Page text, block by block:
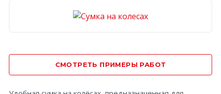
СМОТРЕТЬ ПРИМЕРЫ РАБОТ